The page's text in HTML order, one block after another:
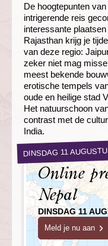
De hoogtepunten
intrigerende reis
interessante
Rajasthan krijg je
van deze regio:
zeker niet mag
meest bekende
erotische tempels
oude en heilige stad
Het natuurschoon
contrast met de
India.
DINSDAG 11
Online
Nepal
DINSDAG 11
Meld je nu aan